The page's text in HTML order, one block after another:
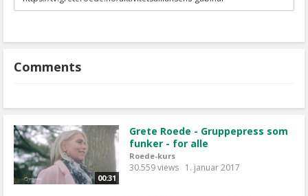
to
Comments
00:31
Grete Roede - Gruppepress som
funker - for alle
Roede-kurs
30.559 views 1. januar 2017